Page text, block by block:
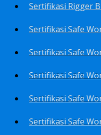
Sertifikasi Rigger